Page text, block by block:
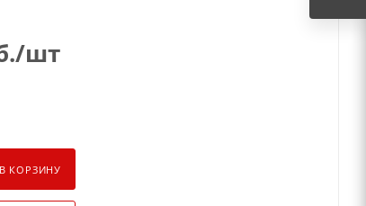
/шт
В КОРЗИНУ